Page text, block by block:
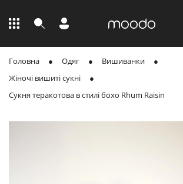
Головна Одяг
Вишиванки
Жіночі вишиті сукні
Сукня теракотова в стилі бохо Rhum Raisin